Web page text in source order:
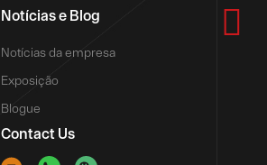

Notícias e Blog
Notícias da empresa
Exposição
Blogue
Contact Us